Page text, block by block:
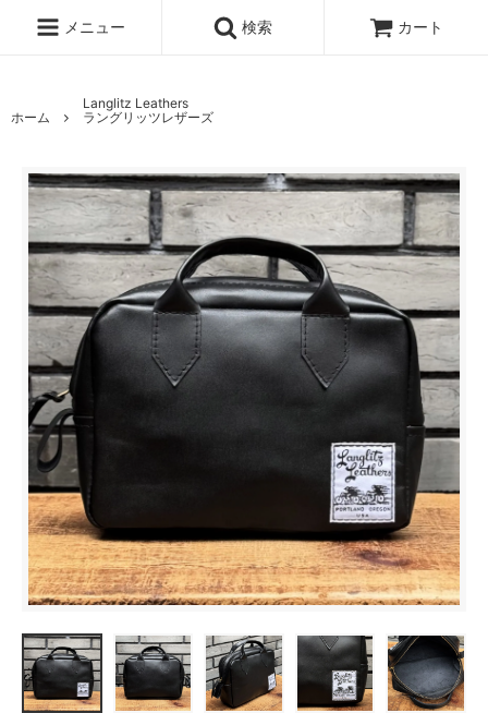
メニュー 検索 カート
ホーム
Langlitz Leathers
ラングリッツレザーズ